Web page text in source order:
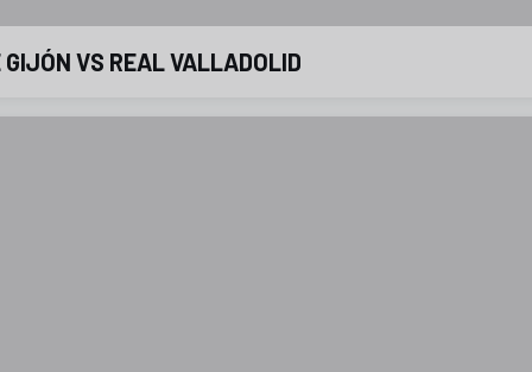
VS REAL VALLADOLID